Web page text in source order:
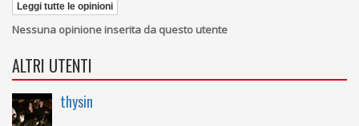
Leggi tutte le opinioni
Nessuna opinione inserita da questo utente
ALTRI UTENTI
thysin